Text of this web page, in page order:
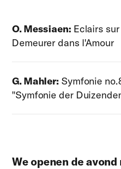
O. Messiaen:Eclairs sur
Demeurer dans l'Amour
G. Mahler: Symfonie
"Symfonie der
We openen de avond